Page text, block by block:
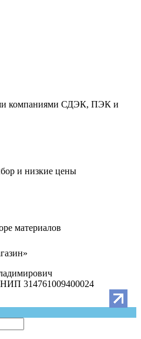
компаниями СДЭК, ПЭК и
и низкие цены
материалов
314761009400024